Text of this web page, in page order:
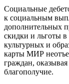
Социальные
к социальным
дополнительных
скидки и льготы
культурных и
карты МИР
граждан,
благополучие.